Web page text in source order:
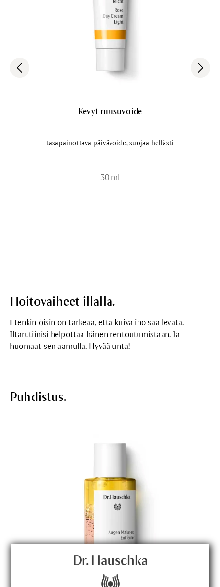
Kevyt ruusuvoide
tasapainottava päivävoide, suojaa hellästi
30 ml
Hoitovaiheet illalla.
Etenkin öisin on tärkeää, että kuiva iho saa levätä.
Iltarutiinisi helpottaa hänen rentoutumistaan. Ja
huomaat sen aamulla. Hyvää unta!
Puhdistus.